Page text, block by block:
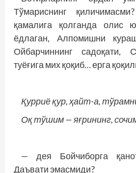
Тўмариснинг
қамалига қолганда олис
ёдлаган, Алпомишни
Ойбарчиннинг садоқати,
туёғига мих қоқиб… ерга
Қурриё қур, ҳайт-а,
Оқ тўшим — яғрининг,
— дея Бойчиборга
Даъвати эмасмиди?